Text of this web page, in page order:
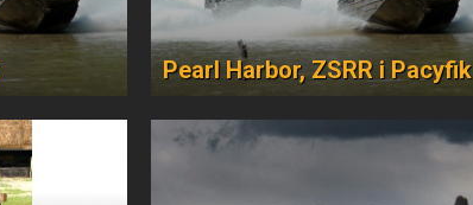
Pearl Harbor, ZSRR i Pacyfik